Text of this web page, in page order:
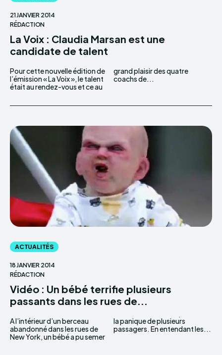
21 JANVIER 2014
RÉDACTION
La Voix : Claudia Marsan est une
candidate de talent
Pour cette nouvelle édition de
l’émission « La Voix », le talent
était au rendez-vous et ce au
grand plaisir des quatre
coachs de...
ACTUALITÉS
18 JANVIER 2014
RÉDACTION
Vidéo : Un bébé terrifie plusieurs
passants dans les rues de...
A l’intérieur d’un berceau
abandonné dans les rues de
New York, un bébé a pu semer
la panique de plusieurs
passagers. En entendant les...